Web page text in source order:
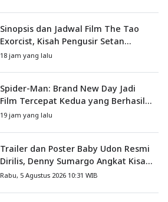
Sinopsis dan Jadwal Film The Tao
Exorcist, Kisah Pengusir Setan
Melawan Kutukan Mematikan
18 jam yang lalu
Spider-Man: Brand New Day Jadi
Film Tercepat Kedua yang Berhasil
Tembus US$1 Miliar
19 jam yang lalu
Trailer dan Poster Baby Udon Resmi
Dirilis, Denny Sumargo Angkat Kisah
Nyata Fanny Kondoh
Rabu, 5 Agustus 2026 10:31 WIB